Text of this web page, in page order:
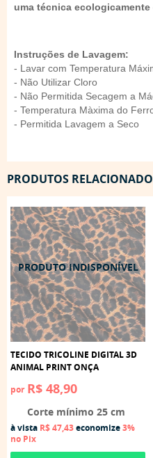
uma técnica ecologicamente
Instruções de Lavagem:
- Lavar com Temperatura
- Não Utilizar Cloro
- Não Permitida Secagem a
- Temperatura Màxima do
- Permitida Lavagem a Seco
PRODUTOS
TECIDO TRICOLINE DIGITAL 3D
ANIMAL PRINT ONÇA
por R$ 48,90
Corte mínimo 25 cm
à vista R$ 47,43economize3%
no Pix